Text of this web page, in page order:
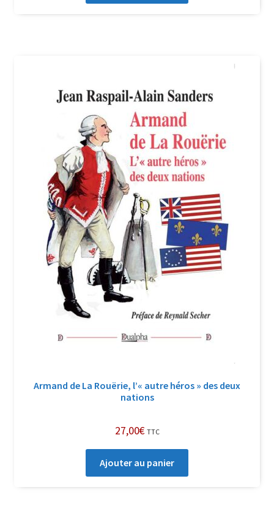
Armand de La Rouërie, l’« autre héros » des deux
nations
27,00€ TTC
Ajouter au panier